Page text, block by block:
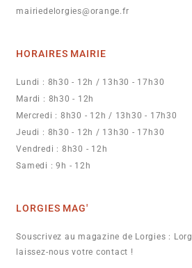
mairiedelorgies@orange.fr
HORAIRES MAIRIE
Lundi : 8h30 - 12h / 13h30 - 17h30
Mardi : 8h30 - 12h
Mercredi : 8h30 - 12h / 13h30 - 17h30
Jeudi : 8h30 - 12h / 13h30 - 17h30
Vendredi : 8h30 - 12h
Samedi : 9h - 12h
LORGIES MAG'
Souscrivez au magazine de Lorgies :
laissez-nous votre contact !